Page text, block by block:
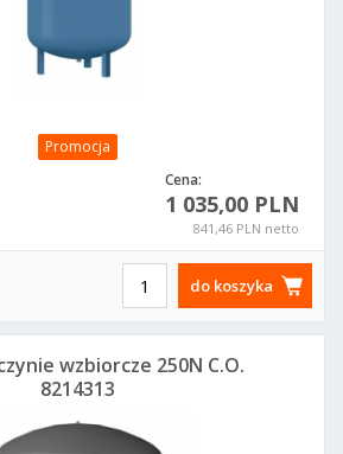
Promocja
Cena:
1 035,00 PLN
841,46 PLN netto
do koszyka
wzbiorcze 250N C.O.
8214313